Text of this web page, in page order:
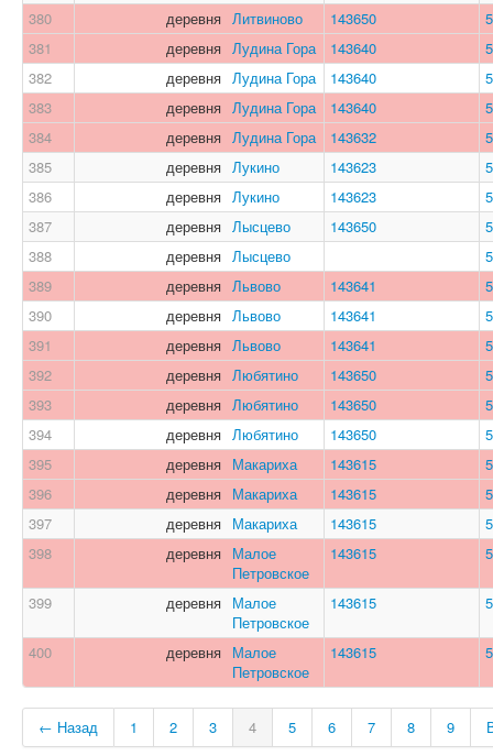
380
деревня Литвиново 143650
381
деревня Лудина Гора 143640
382
деревня Лудина Гора 143640
383
деревня Лудина Гора 143640
384
деревня Лудина Гора 143632
385
деревня Лукино 143623
386
деревня Лукино 143623
387
деревня Лысцево 143650
388
деревня Лысцево
389
деревня Львово 143641
390
деревня Львово 143641
391
деревня Львово 143641
392
деревня Любятино 143650
393
деревня Любятино 143650
394
деревня Любятино 143650
395
деревня Макариха 143615
396
деревня Макариха 143615
397
деревня Макариха 143615
398
деревня Малое
Петровское
143615
399 деревня Малое
Петровское
143615
400 деревня Малое
Петровское
143615
← Назад 1 2 3 4 5 6 7 8 9